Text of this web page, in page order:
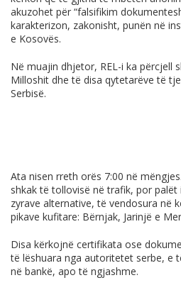
akuzohet për “falsifikim
karakterizon, zakonisht, punën në
e Kosovës.
Në muajin dhjetor, REL-i ka përcjell
Milloshit dhe të disa qytetarëve të
Serbisë.
Ata nisen rreth orës 7:00 në
shkak të tollovisë në trafik, por
zyrave alternative, të vendosura në
pikave kufitare: Bërnjak, Jarinjë e
Disa kërkojnë certifikata ose
të lëshuara nga autoritetet serbe, e
në bankë, apo të ngjashme.